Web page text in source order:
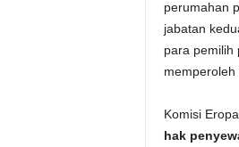
perumahan
jabatan
para pemilih
memperoleh
Komisi
hak